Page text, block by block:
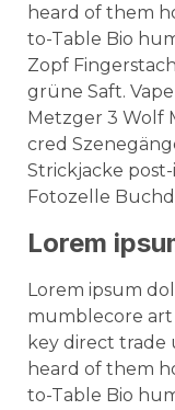
heard of them
to-Table Bio
Zopf
grüne Saft.
Metzger 3 Wolf
cred
Strickjacke
Fotozelle
Lorem
Lorem ipsum
mumblecore art
key direct trade
heard of them
to-Table Bio